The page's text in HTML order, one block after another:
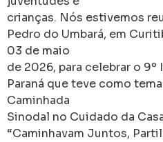
crianças. Nós estivemos
Pedro do Umbará, em
03 de maio
de 2026, para celebrar o
Paraná que teve como
Caminhada
Sinodal no Cuidado da
“Caminhavam Juntos,